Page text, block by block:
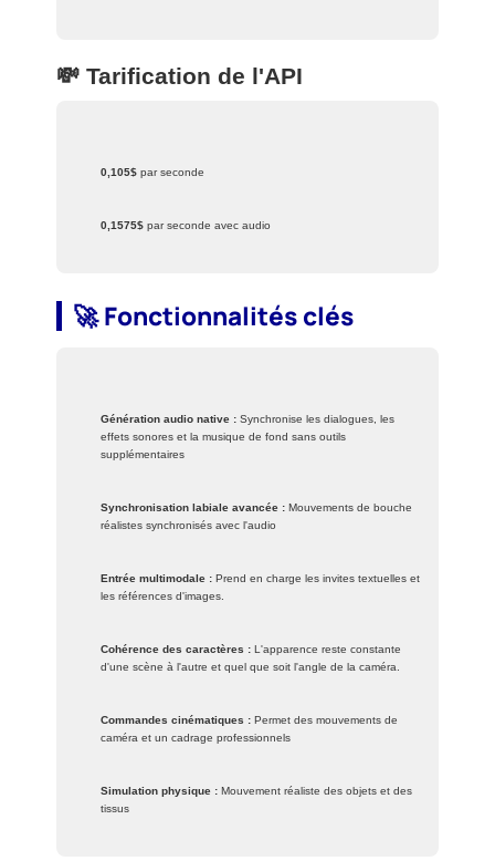
💸 Tarification de l'API
0,105$ par seconde
0,1575$ par seconde avec audio
🚀 Fonctionnalités clés
Génération audio native : Synchronise les dialogues, les
effets sonores et la musique de fond sans outils
supplémentaires
Synchronisation labiale avancée : Mouvements de bouche
réalistes synchronisés avec l'audio
Entrée multimodale : Prend en charge les invites textuelles et
les références d'images.
Cohérence des caractères : L'apparence reste constante
d'une scène à l'autre et quel que soit l'angle de la caméra.
Commandes cinématiques : Permet des mouvements de
caméra et un cadrage professionnels
Simulation physique : Mouvement réaliste des objets et des
tissus